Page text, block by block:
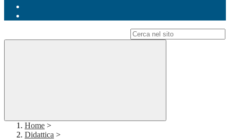
Home >
Didattica >